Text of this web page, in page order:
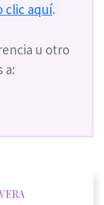
clic aquí.
u otro
a: